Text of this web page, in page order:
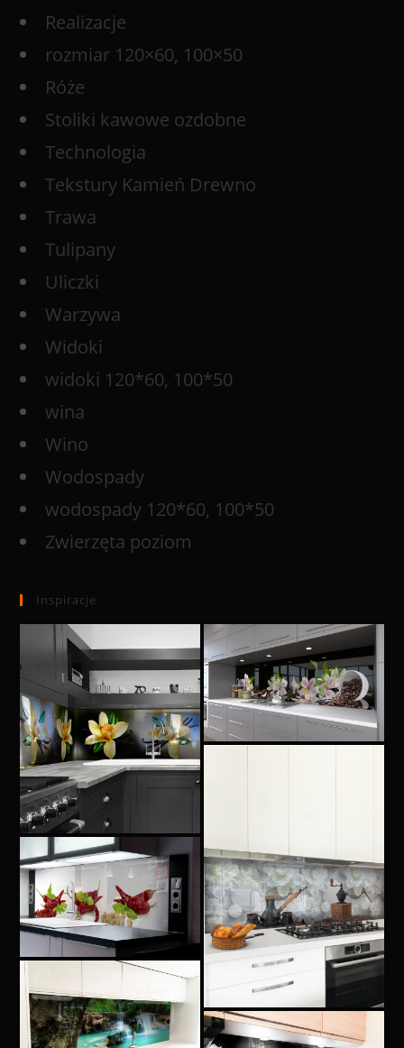
Realizacje
rozmiar 120×60, 100×50
Róże
Stoliki kawowe ozdobne
Technologia
Tekstury Kamień Drewno
Trawa
Tulipany
Uliczki
Warzywa
Widoki
widoki 120*60, 100*50
wina
Wino
Wodospady
wodospady 120*60, 100*50
Zwierzęta poziom
Inspiracje